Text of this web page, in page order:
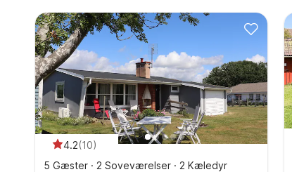
4.2(10)
5 Gæster · 2 Soveværelser · 2 Kæledyr